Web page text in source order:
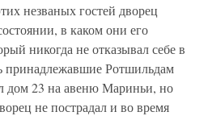
незваных гостей дворец
в каком они его
никогда не отказывал себе в
принадлежавшие Ротшильдам
дом 23 на авеню Мариньи, но
не пострадал и во время